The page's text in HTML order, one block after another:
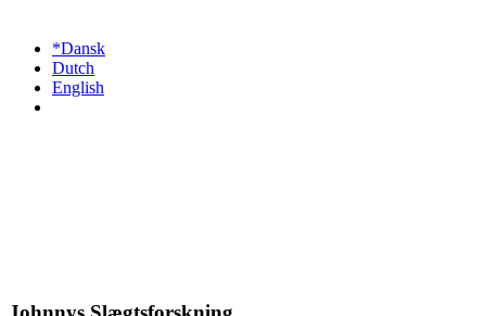
*Dansk
Dutch
English